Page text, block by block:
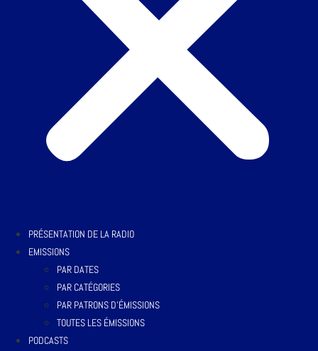
PRÉSENTATION DE LA RADIO
EMISSIONS
PAR DATES
PAR CATÉGORIES
PAR PATRONS D’ÉMISSIONS
TOUTES LES ÉMISSIONS
PODCASTS